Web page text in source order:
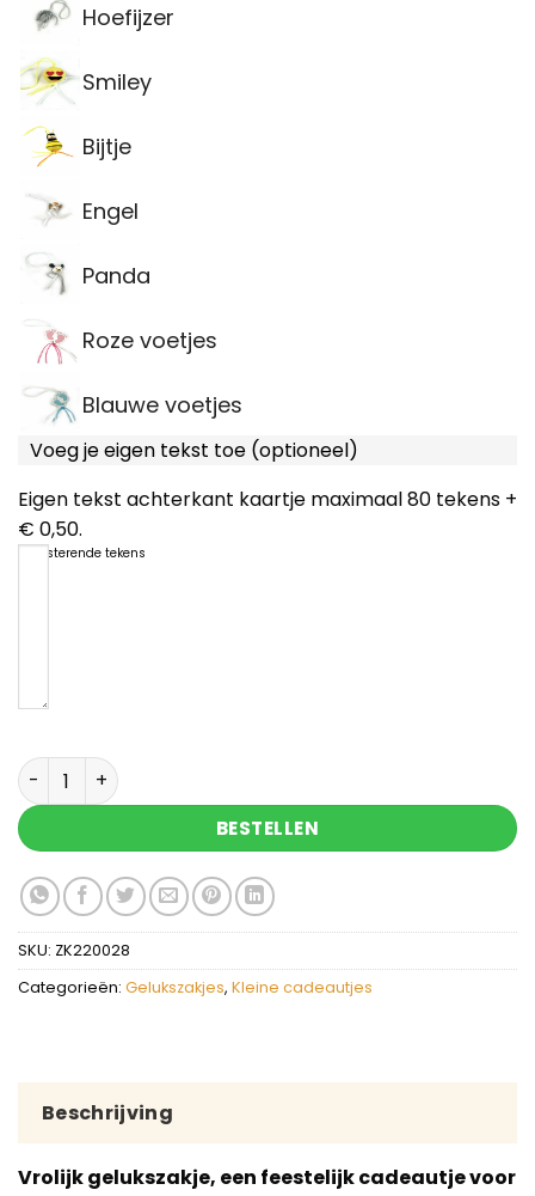
Hoefijzer
Smiley
Bijtje
Engel
Panda
Roze voetjes
Blauwe voetjes
Voeg je eigen tekst toe (optioneel)
Eigen tekst achterkant kaartje maximaal 80 tekens +
€ 0,50.
resterende tekens
Hoera - gelukszakje met gelukspoppetje aantal
BESTELLEN
SKU: ZK220028
Categorieën: Gelukszakjes, Kleine cadeautjes
Beschrijving
Vrolijk gelukszakje, een feestelijk cadeautje voor